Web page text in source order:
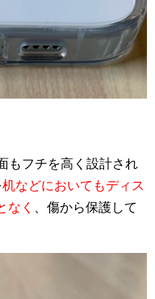
もフチを高く設計され
机などにおいてもディス
なく
、傷から保護して